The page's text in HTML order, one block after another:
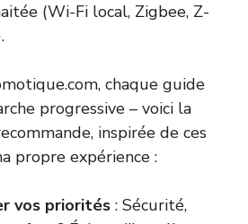
(Wi-Fi local, Zigbee, Z-
chaque guide
progressive – voici la
inspirée de ces
propre expérience :
vos priorités : Sécurité,